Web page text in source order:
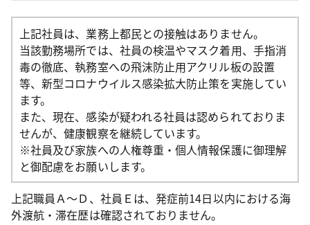
上記社員は、業務上都民との接触はありません。
当該勤務場所では、社員の検温やマスク着用、手指消
毒の徹底、執務室への飛沫防止用アクリル板の設置
等、新型コロナウイルス感染拡大防止策を実施してい
ます。
また、現在、感染が疑われる社員は認められておりま
せんが、健康観察を継続しています。
※社員及び家族への人権尊重・個人情報保護に御理解
と御配慮をお願いします。
上記職員Ａ～Ｄ、社員Ｅは、発症前14日以内における海
外渡航・滞在歴は確認されておりません。